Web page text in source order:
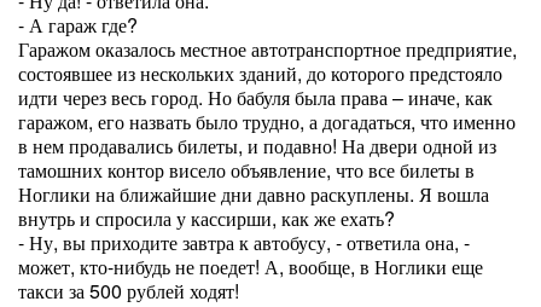
- А гараж где?
Гаражом оказалось местное автотранспортное предприятие,
состоявшее из нескольких зданий, до которого предстояло
идти через весь город. Но бабуля была права – иначе, как
гаражом, его назвать было трудно, а догадаться, что именно
в нем продавались билеты, и подавно! На двери одной из
тамошних контор висело объявление, что все билеты в
Ноглики на ближайшие дни давно раскуплены. Я вошла
внутрь и спросила у кассирши, как же ехать?
- Ну, вы приходите завтра к автобусу, - ответила она, -
может, кто-нибудь не поедет! А, вообще, в Ноглики еще
такси за 500 рублей ходят!